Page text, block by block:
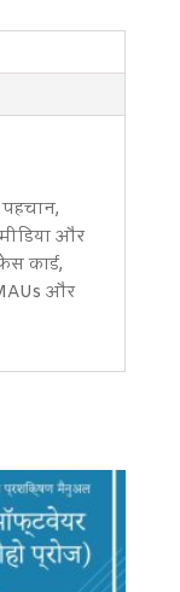
और
कार्ड,
और